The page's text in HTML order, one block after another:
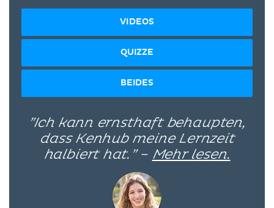
VIDEOS
QUIZZE
BEIDES
”Ich kann ernsthaft behaupten,
dass Kenhub meine Lernzeit
halbiert hat.” – Mehr lesen.